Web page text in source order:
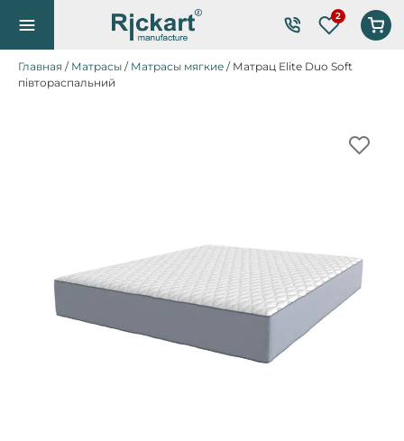
Список
Главная / Матрасы / Матрасы мягкие / Матрац Elite Duo Soft
півтораспальний